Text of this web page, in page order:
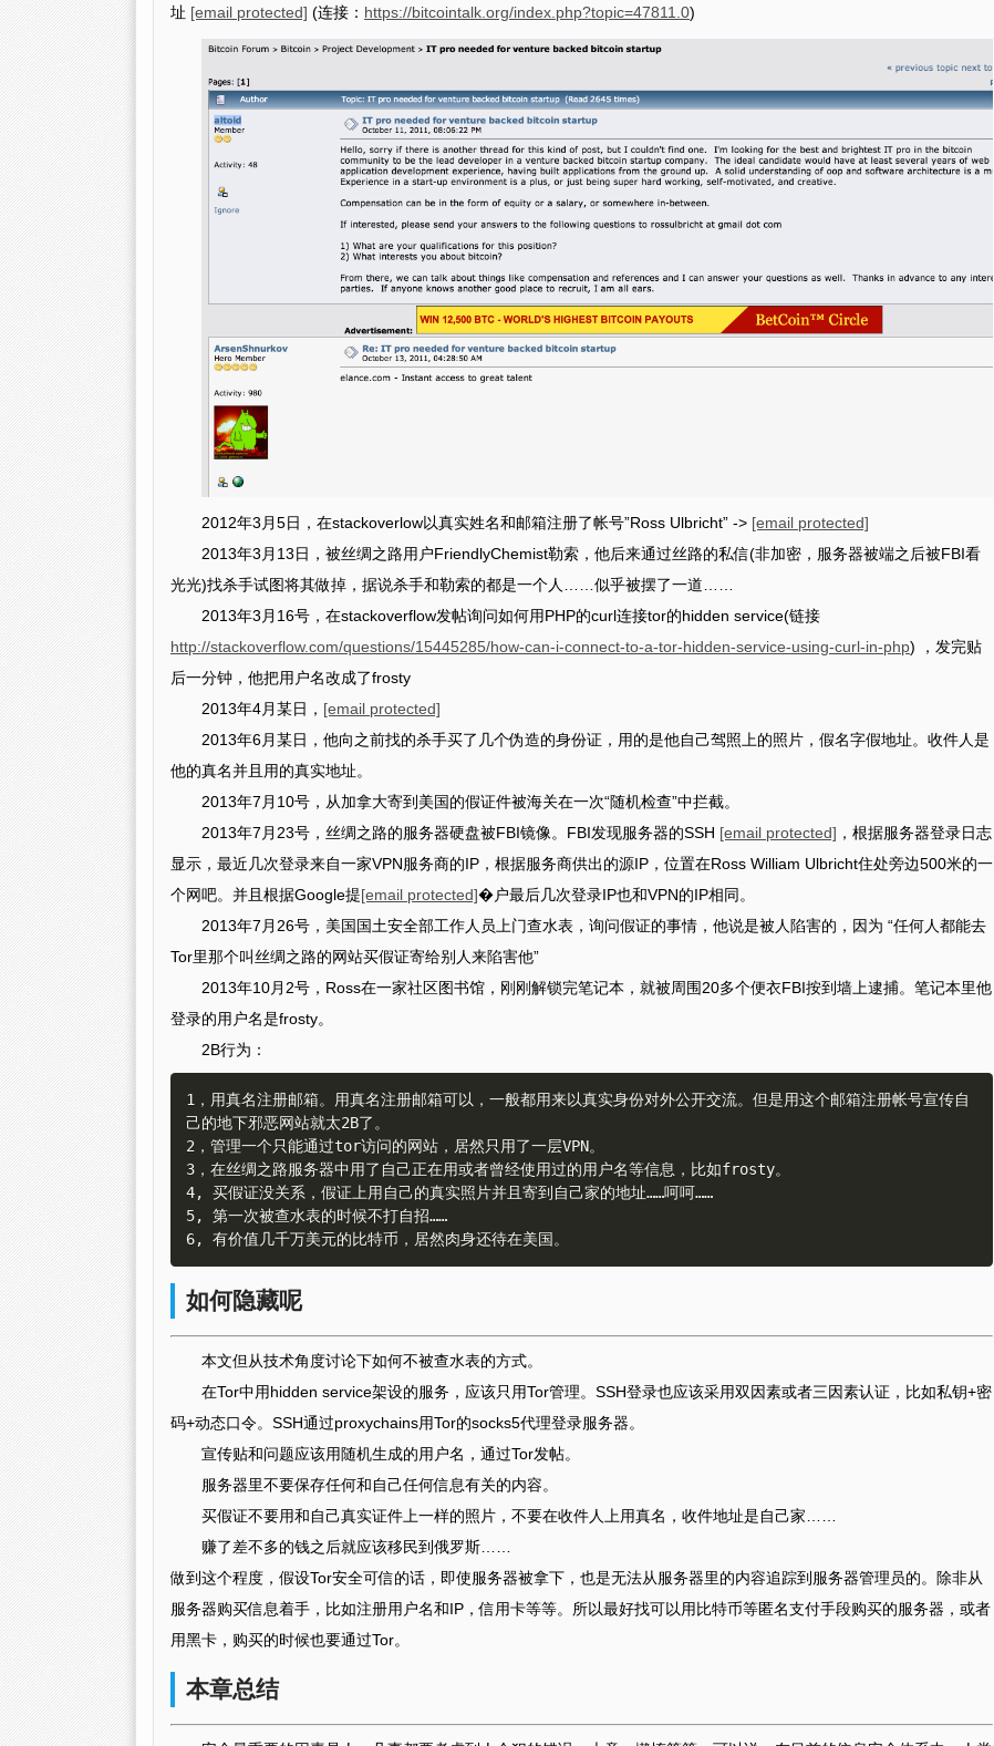
址 [email protected] (连接： https://bitcointalk.org/index.php?topic=47811.0)
2012年3月5日，在stackoverlow以真实姓名和邮箱注册了帐号”Ross Ulbricht” -> [email protected]
2013年3月13日，被丝绸之路用户FriendlyChemist勒索，他后来通过丝路的私信(非加密，服务器被端之后被FBI看
光光)找杀手试图将其做掉，据说杀手和勒索的都是一个人……似乎被摆了一道……
2013年3月16号，在stackoverflow发帖询问如何用PHP的curl连接tor的hidden service(链接
http://stackoverflow.com/questions/15445285/how-can-i-connect-to-a-tor-hidden-service-using-curl-in-php) ，发完贴
后一分钟，他把用户名改成了frosty
2013年4月某日， [email protected]
2013年6月某日，他向之前找的杀手买了几个伪造的身份证，用的是他自己驾照上的照片，假名字假地址。收件人是
他的真名并且用的真实地址。
2013年7月10号，从加拿大寄到美国的假证件被海关在一次“随机检查”中拦截。
2013年7月23号，丝绸之路的服务器硬盘被FBI镜像。FBI发现服务器的SSH [email protected] ，根据服务器登录日志
显示，最近几次登录来自一家VPN服务商的IP，根据服务商供出的源IP，位置在Ross William Ulbricht住处旁边500米的一
个网吧。并且根据Google提[email protected]�户最后几次登录IP也和VPN的IP相同。
2013年7月26号，美国国土安全部工作人员上门查水表，询问假证的事情，他说是被人陷害的，因为 “任何人都能去
Tor里那个叫丝绸之路的网站买假证寄给别人来陷害他”
2013年10月2号，Ross在一家社区图书馆，刚刚解锁完笔记本，就被周围20多个便衣FBI按到墙上逮捕。笔记本里他
登录的用户名是frosty。
2B行为：
1，用真名注册邮箱。用真名注册邮箱可以，一般都用来以真实身份对外公开交流。但是用这个邮箱注册帐号宣传自
己的地下邪恶网站就太2B了。
2，管理一个只能通过tor访问的网站，居然只用了一层VPN。
3，在丝绸之路服务器中用了自己正在用或者曾经使用过的用户名等信息，比如frosty。
4, 买假证没关系，假证上用自己的真实照片并且寄到自己家的地址……呵呵……
5, 第一次被查水表的时候不打自招……
如何隐藏呢
本文但从技术角度讨论下如何不被查水表的方式。
在Tor中用hidden service架设的服务，应该只用Tor管理。SSH登录也应该采用双因素或者三因素认证，比如私钥+密
码+动态口令。SSH通过proxychains用Tor的socks5代理登录服务器。
宣传贴和问题应该用随机生成的用户名，通过Tor发帖。
服务器里不要保存任何和自己任何信息有关的内容。
买假证不要用和自己真实证件上一样的照片，不要在收件人上用真名，收件地址是自己家……
赚了差不多的钱之后就应该移民到俄罗斯……
做到这个程度，假设Tor安全可信的话，即使服务器被拿下，也是无法从服务器里的内容追踪到服务器管理员的。除非从
服务器购买信息着手，比如注册用户名和IP，信用卡等等。所以最好找可以用比特币等匿名支付手段购买的服务器，或者
用黑卡，购买的时候也要通过Tor。
本章总结